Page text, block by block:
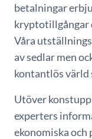
betalningar
kryptotillgångar
Våra
av sedlar men
kontantlös värld
Utöver
experters
ekonomiska och